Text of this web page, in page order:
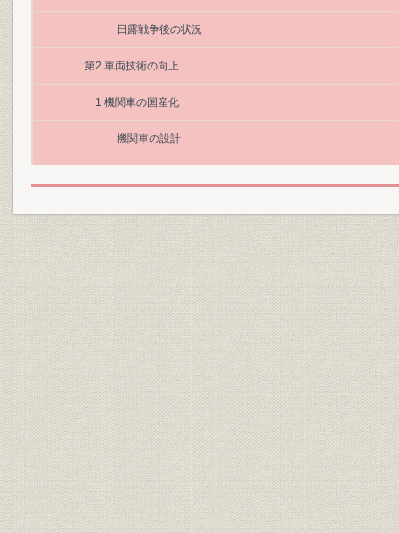
日露戦争後の状況
第2 車両技術の向上
1 機関車の国産化
機関車の設計
第2 鉄道国有化の発議
1 鉄道国有の要請
軍部の意向
民間企業家の意向
2 議会における審議と法律の成立
衆議院における審議
衆議院の法案可決
貴族院における審議
衆議院の議決と法律成立